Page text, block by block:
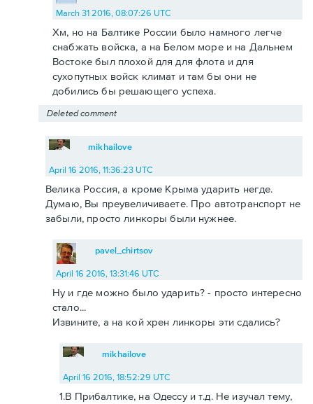
March 31 2016, 08:07:26 UTC
Хм, но на Балтике России было намного легче
снабжать войска, а на Белом море и на Дальнем
Востоке был плохой для для флота и для
сухопутных войск климат и там бы они не
добились бы решающего успеха.
Deleted comment
mikhailove
April 16 2016, 11:36:23 UTC
Велика Россия, а кроме Крыма ударить негде.
Думаю, Вы преувеличиваете. Про автотранспорт не
забыли, просто линкоры были нужнее.
pavel_chirtsov
April 16 2016, 13:31:46 UTC
Ну и где можно было ударить? - просто интересно
стало...
Извините, а на кой хрен линкоры эти сдались?
mikhailove
April 16 2016, 18:52:29 UTC
1.В Прибалтике, на Одессу и т.д. Не изучал тему,